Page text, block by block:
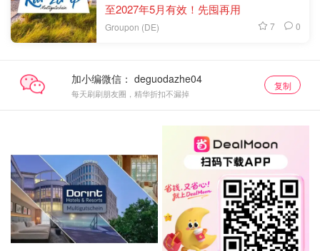
至2027年5月有效！先囤再用
Groupon (DE) 7 0
加小编微信：
每天刷刷朋友圈，精华折扣不漏掉
复制
关注我们~